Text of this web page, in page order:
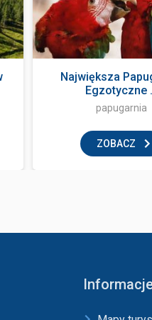
Największa
Egzotyczne
papugarnia
ZOBACZ